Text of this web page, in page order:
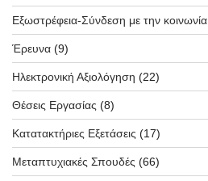
Εξωστρέφεια-Σύνδεση με την κοινωνία
Έρευνα (9)
Ηλεκτρονική Αξιολόγηση (22)
Θέσεις Εργασίας (8)
Κατατακτήριες Εξετάσεις (17)
Μεταπτυχιακές Σπουδές (66)